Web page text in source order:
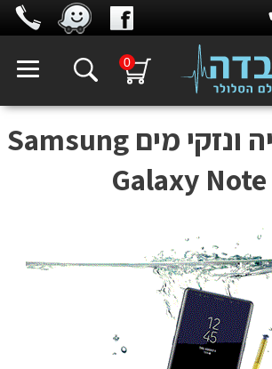
0
ניקוי קורוזיה ונזקי מים Samsung
Galaxy Note